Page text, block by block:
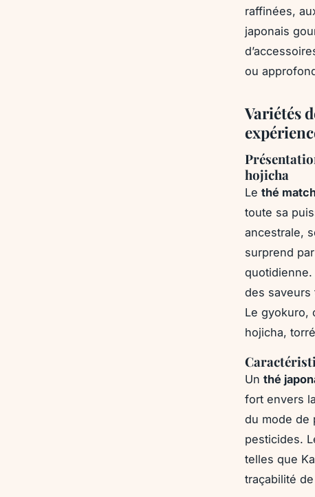
raffinées,
japonais
ou
Variétés
hojicha
Le thé
toute sa
ancestrale,
surprend
des saveurs
Le gyokuro,
hojicha,
Un thé
fort envers
du mode de
pesticides.
telles que
traçabilité